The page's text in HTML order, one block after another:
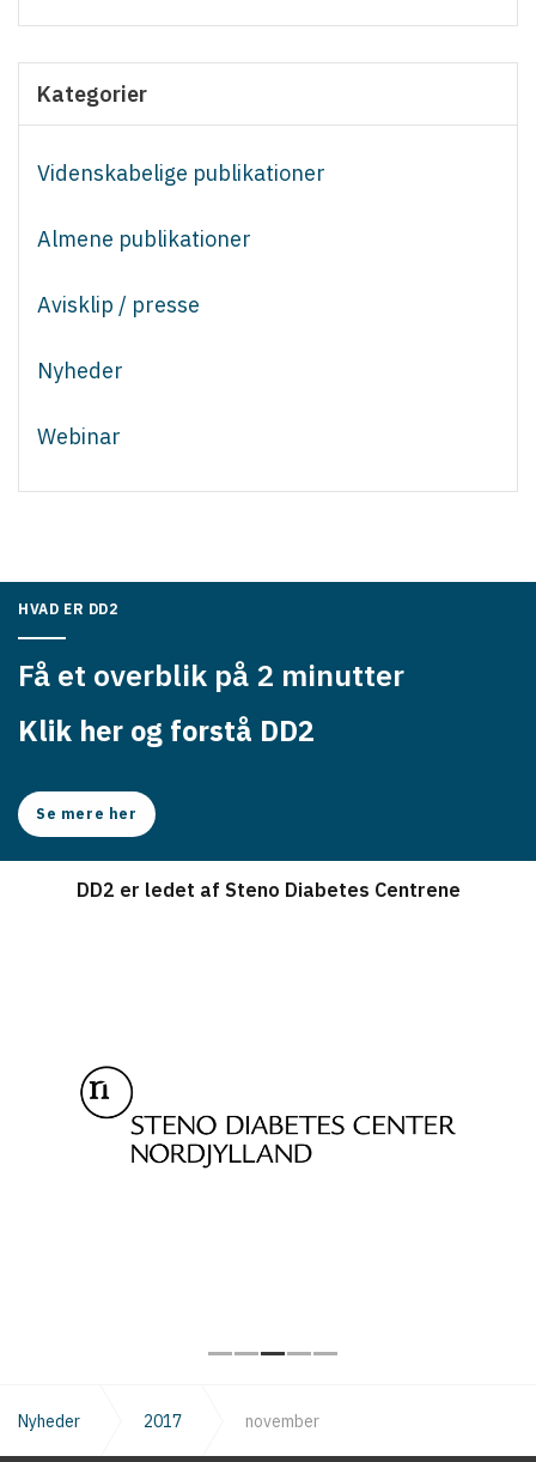
Kategorier
Videnskabelige publikationer
Almene publikationer
Avisklip / presse
Nyheder
Webinar
HVAD ER DD2
Få et overblik på 2 minutter
Klik her og forstå DD2
Se mere her
DD2 er ledet af Steno Diabetes Centrene
Nyheder 2017 november